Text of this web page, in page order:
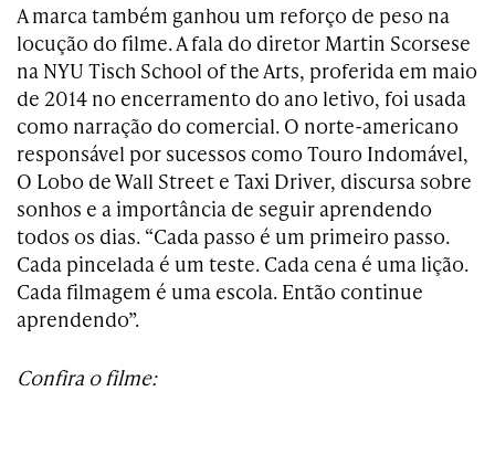
A marca também ganhou um reforço de peso na
locução do filme. A fala do diretor Martin Scorsese
na NYU Tisch School of the Arts, proferida em maio
de 2014 no encerramento do ano letivo, foi usada
como narração do comercial. O norte-americano
responsável por sucessos como Touro Indomável,
O Lobo de Wall Street e Taxi Driver, discursa sobre
sonhos e a importância de seguir aprendendo
todos os dias. “Cada passo é um primeiro passo.
Cada pincelada é um teste. Cada cena é uma lição.
Cada filmagem é uma escola. Então continue
aprendendo”.
Confira o filme: